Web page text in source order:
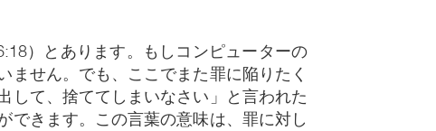
）とあります。もしコンピューターの
せん。でも、ここでまた罪に陥りたく
して、捨ててしまいなさい」と言われた
できます。この言葉の意味は、罪に対し